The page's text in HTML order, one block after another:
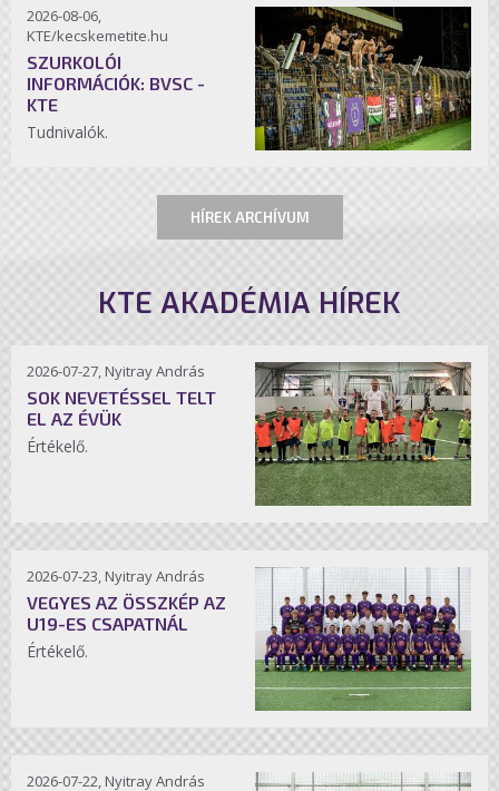
2026-08-06,
KTE/kecskemetite.hu
SZURKOLÓI
INFORMÁCIÓK: BVSC -
KTE
Tudnivalók.
HÍREK ARCHÍVUM
KTE AKADÉMIA HÍREK
2026-07-27, Nyitray András
SOK NEVETÉSSEL TELT
EL AZ ÉVÜK
Értékelő.
2026-07-23, Nyitray András
VEGYES AZ ÖSSZKÉP AZ
U19-ES CSAPATNÁL
Értékelő.
2026-07-22, Nyitray András